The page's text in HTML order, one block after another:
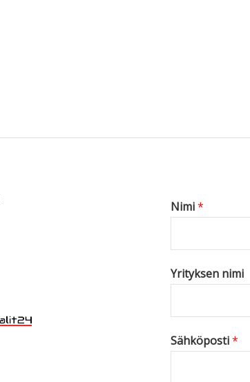
Nimi*
Yrityksen nimi
Sähköposti*